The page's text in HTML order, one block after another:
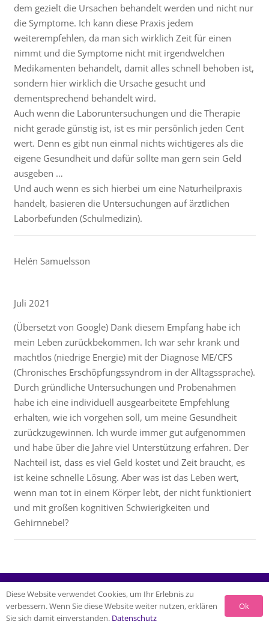
dem gezielt die Ursachen behandelt werden und nicht nur
die Symptome. Ich kann diese Praxis jedem
weiterempfehlen, da man sich wirklich Zeit für einen
nimmt und die Symptome nicht mit irgendwelchen
Medikamenten behandelt, damit alles schnell behoben ist,
sondern hier wirklich die Ursache gesucht und
dementsprechend behandelt wird.
Auch wenn die Laboruntersuchungen und die Therapie
nicht gerade günstig ist, ist es mir persönlich jeden Cent
wert. Denn es gibt nun einmal nichts wichtigeres als die
eigene Gesundheit und dafür sollte man gern sein Geld
ausgeben …
Und auch wenn es sich hierbei um eine Naturheilpraxis
handelt, basieren die Untersuchungen auf ärztlichen
Laborbefunden (Schulmedizin).
Helén Samuelsson
Juli 2021
(Übersetzt von Google) Dank diesem Empfang habe ich
mein Leben zurückbekommen. Ich war sehr krank und
machtlos (niedrige Energie) mit der Diagnose ME/CFS
(Chronisches Erschöpfungssyndrom in der Alltagssprache).
Durch gründliche Untersuchungen und Probenahmen
habe ich eine individuell ausgearbeitete Empfehlung
erhalten, wie ich vorgehen soll, um meine Gesundheit
zurückzugewinnen. Ich wurde immer gut aufgenommen
und habe über die Jahre viel Unterstützung erfahren. Der
Nachteil ist, dass es viel Geld kostet und Zeit braucht, es
ist keine schnelle Lösung. Aber was ist das Leben wert,
wenn man tot in einem Körper lebt, der nicht funktioniert
und mit großen kognitiven Schwierigkeiten und
Gehirnnebel?
© 2026 Naturheilzentrum Breidenbach |Impressum|
Datenschutz|Links / Empfehlungen
Diese Website verwendet Cookies, um Ihr Erlebnis zu
verbessern. Wenn Sie diese Website weiter nutzen, erklären
Sie sich damit einverstanden. Datenschutz
Ok